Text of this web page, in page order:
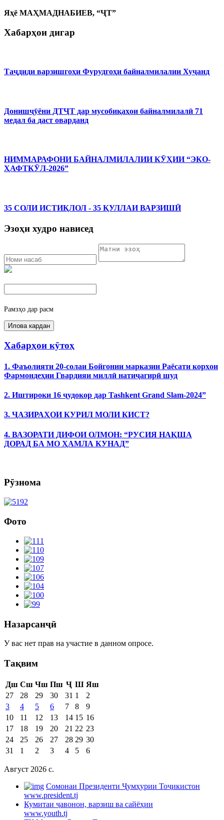
Яҳё МАҲМАДНАБИЕВ, “ҶТ”
Хабарҳои дигар
Таҷдиди варзишгоҳи Фурудгоҳи байналмилалии Хуҷанд
Донишҷӯёни ДТҶТ дар мусобиқаҳои байналмилалӣ 71
медал ба даст оварданд
НИММАРАФОНИ БАЙНАЛМИЛАЛИИ КӮҲИИ “ЭКО-
ҲАФТКӮЛ-2026”
35 СОЛИ ИСТИҚЛОЛ - 35 ҚУЛЛАИ ВАРЗИШӢ
Эзоҳи худро нависед
Рамзҳо дар расм
Хабарҳои кӯтоҳ
1. Фаъолияти 20-солаи Бойгонии марказии Раёсати корҳои
Фармондеҳии Гвардияи миллӣ натиҷагирӣ шуд
2. Иштироки 16 ҷудокор дар Tashkent Grand Slam-2024”
3. ҶАЗИРАҲОИ КУРИЛ МОЛИ КИСТ?
4. ВАЗОРАТИ ДИФОИ ОЛМОН: “РУСИЯ НАҚША
ДОРАД БА МО ҲАМЛА КУНАД”
Рӯзнома
Фото
Назарсанҷӣ
У вас нет прав на участие в данном опросе.
Тақвим
Дш Сш Чш Пш Ҷ Ш Яш
27
28 29 30 31 1
2
3
4 5 6 7 8
9
10
11 12 13 14 15 16
17
18 19 20 21 22 23
24
25 26 27 28 29 30
31
1 2 3 4 5 6
Август 2026 c.
Cомонаи Президенти Ҷумҳурии Тоҷикистон
www.president.tj
Кумитаи ҷавонон, варзиш ва сайёҳии
www.youth.tj